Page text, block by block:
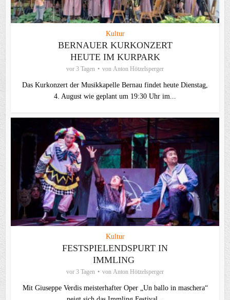
Kultur
BERNAUER KURKONZERT
HEUTE IM KURPARK
vor 3 Tagen von Anton Hötzelsperger
Das Kurkonzert der Musikkapelle Bernau findet heute Dienstag,
4. August wie geplant um 19:30 Uhr im...
Kultur
FESTSPIELENDSPURT IN
IMMLING
vor 3 Tagen von Anton Hötzelsperger
Mit Giuseppe Verdis meisterhafter Oper „Un ballo in maschera“